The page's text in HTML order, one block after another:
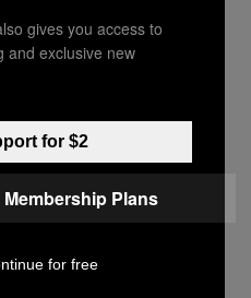
Gamer With Its
Peak Pro
gives you access to
and exclusive new
for $2
Membership Plans
for free